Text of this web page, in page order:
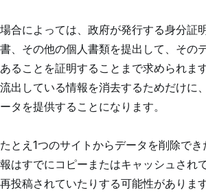
場合によっては、政府が発行する身分証
書、その他の個人書類を提出して、その
あることを証明することまで求められま
流出している情報を消去するためだけに
ータを提供することになります。
たとえ1つのサイトからデータを削除で
報はすでにコピーまたはキャッシュされ
再投稿されていたりする可能性がありま